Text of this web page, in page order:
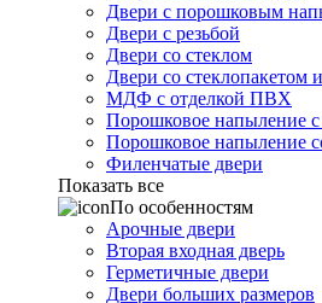
Двери с порошковым
Двери с резьбой
Двери со стеклом
Двери со стеклопакетом
МДФ с отделкой ПВХ
Порошковое напыление с
Порошковое напыление
Филенчатые двери
Показать все
По особенностям
Арочные двери
Вторая входная дверь
Герметичные двери
Двери больших размеров